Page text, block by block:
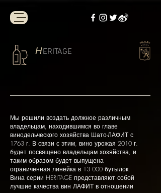
НERITAGE
Мы решили воздать должное различным
владельцам, находившимся во главе
винодельческого хозяйства Шато-ЛАФИТ с
1763 г. В связи с этим, вино урожая 2010 г.
будет посвящено владельцам хозяйства, и
таким образом будет выпущена
ограниченная линейка в 13 000 бутылок.
Вина серии HERITAGE представляют собой
лучшие качества вин ЛАФИТ в отношении